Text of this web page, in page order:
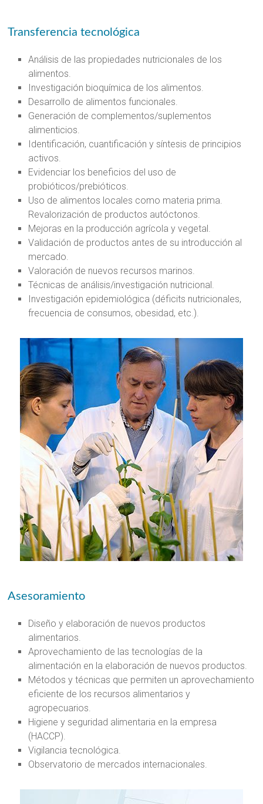
Transferencia tecnológica
Análisis de las propiedades nutricionales de los
alimentos.
Investigación bioquímica de los alimentos.
Desarrollo de alimentos funcionales.
Generación de complementos/suplementos
alimenticios.
Identificación, cuantificación y síntesis de principios
activos.
Evidenciar los beneficios del uso de
probióticos/prebióticos.
Uso de alimentos locales como materia prima.
Revalorización de productos autóctonos.
Mejoras en la producción agrícola y vegetal.
Validación de productos antes de su introducción al
mercado.
Valoración de nuevos recursos marinos.
Técnicas de análisis/investigación nutricional.
Investigación epidemiológica (déficits nutricionales,
frecuencia de consumos, obesidad, etc.).
Asesoramiento
Diseño y elaboración de nuevos productos
alimentarios.
Aprovechamiento de las tecnologías de la
alimentación en la elaboración de nuevos productos.
Métodos y técnicas que permiten un aprovechamiento
eficiente de los recursos alimentarios y
agropecuarios.
Higiene y seguridad alimentaria en la empresa
(HACCP).
Vigilancia tecnológica.
Observatorio de mercados internacionales.